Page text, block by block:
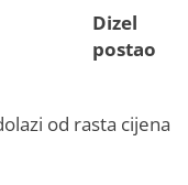
Dizel
postao
od rasta cijena